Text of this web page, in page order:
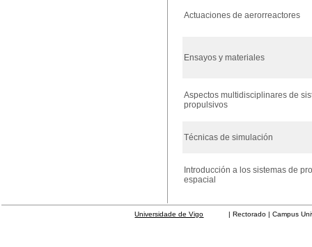
Actuaciones de aerorreactores
Ensayos y materiales
Aspectos multidisciplinares de
propulsivos
Técnicas de simulación
Introducción a los sistemas de
espacial
Universidade de Vigo | Rectorado | Campus